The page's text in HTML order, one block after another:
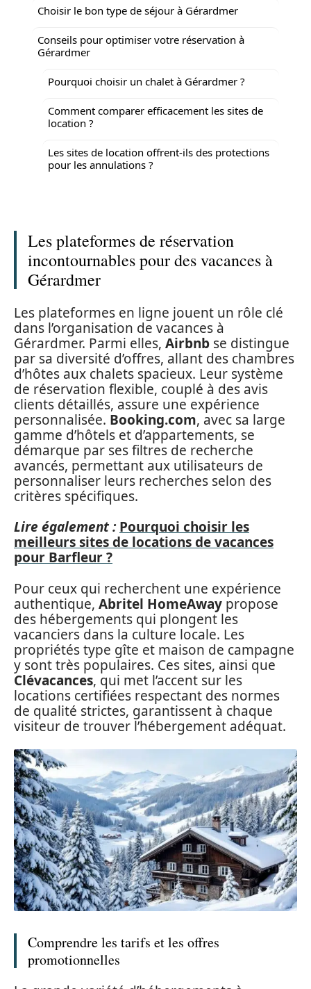
Choisir le bon type de séjour à Gérardmer
Conseils pour optimiser votre réservation à
Gérardmer
Pourquoi choisir un chalet à Gérardmer ?
Comment comparer efficacement les sites de
location ?
Les sites de location offrent-ils des protections
pour les annulations ?
Les plateformes de réservation
incontournables pour des vacances à
Gérardmer
Les plateformes en ligne jouent un rôle clé
dans l’organisation de vacances à
Gérardmer. Parmi elles, Airbnb se distingue
par sa diversité d’offres, allant des chambres
d’hôtes aux chalets spacieux. Leur système
de réservation flexible, couplé à des avis
clients détaillés, assure une expérience
personnalisée. Booking.com, avec sa large
gamme d’hôtels et d’appartements, se
démarque par ses filtres de recherche
avancés, permettant aux utilisateurs de
personnaliser leurs recherches selon des
critères spécifiques.
Lire également : Pourquoi choisir les
meilleurs sites de locations de vacances
pour Barfleur ?
Pour ceux qui recherchent une expérience
authentique, Abritel HomeAway propose
des hébergements qui plongent les
vacanciers dans la culture locale. Les
propriétés type gîte et maison de campagne
y sont très populaires. Ces sites, ainsi que
Clévacances, qui met l’accent sur les
locations certifiées respectant des normes
de qualité strictes, garantissent à chaque
visiteur de trouver l’hébergement adéquat.
Comprendre les tarifs et les offres
promotionnelles